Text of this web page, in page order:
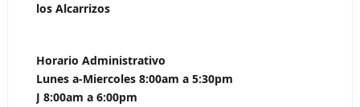
los Alcarrizos
Horario Administrativo
Lunes a-Miercoles 8:00am a 5:30pm
J 8:00am a 6:00pm